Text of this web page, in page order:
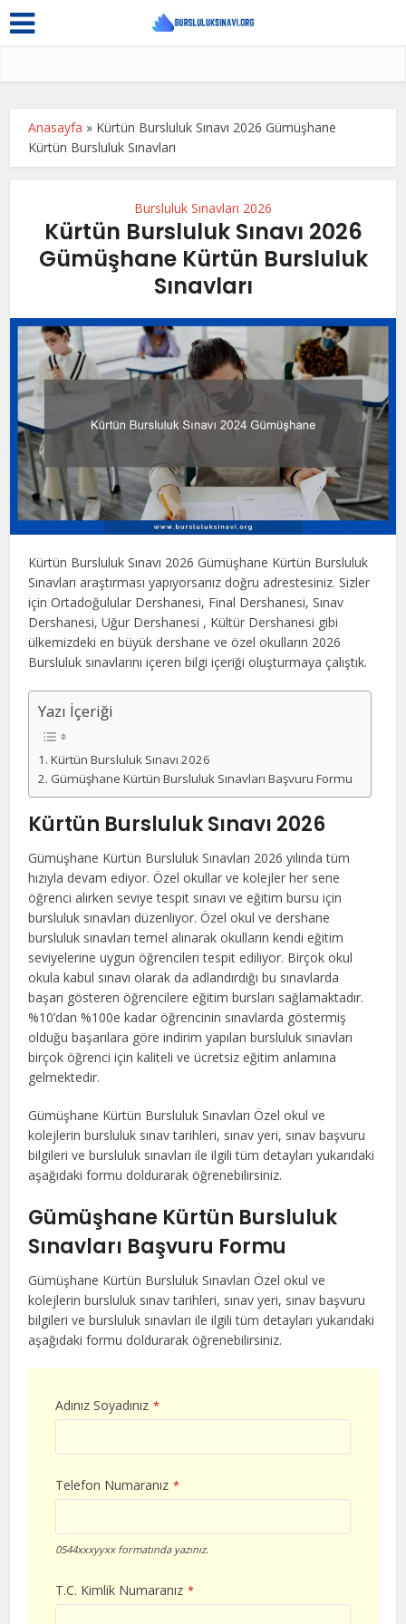
Anasayfa » Kürtün Bursluluk Sınavı 2026 Gümüşhane
Kürtün Bursluluk Sınavları
Bursluluk Sınavları 2026
Kürtün Bursluluk Sınavı 2026
Gümüşhane Kürtün Bursluluk
Sınavları
Kürtün Bursluluk Sınavı 2026 Gümüşhane Kürtün Bursluluk
Sınavları araştırması yapıyorsanız doğru adrestesiniz. Sizler
için Ortadoğulular Dershanesi, Final Dershanesi, Sınav
Dershanesi, Uğur Dershanesi , Kültür Dershanesi gibi
ülkemizdeki en büyük dershane ve özel okulların 2026
Bursluluk sınavlarını içeren bilgi içeriği oluşturmaya çalıştık.
Yazı İçeriği
Kürtün Bursluluk Sınavı 2026
Gümüşhane Kürtün Bursluluk Sınavları Başvuru Formu
Kürtün Bursluluk Sınavı 2026
Gümüşhane Kürtün Bursluluk Sınavları 2026 yılında tüm
hızıyla devam ediyor. Özel okullar ve kolejler her sene
öğrenci alırken seviye tespit sınavı ve eğitim bursu için
bursluluk sınavları düzenliyor. Özel okul ve dershane
bursluluk sınavları temel alınarak okulların kendi eğitim
seviyelerine uygun öğrencileri tespit ediliyor. Birçok okul
okula kabul sınavı olarak da adlandırdığı bu sınavlarda
başarı gösteren öğrencilere eğitim bursları sağlamaktadır.
%10’dan %100e kadar öğrencinin sınavlarda göstermiş
olduğu başarılara göre indirim yapılan bursluluk sınavları
birçok öğrenci için kaliteli ve ücretsiz eğitim anlamına
gelmektedir.
Gümüşhane Kürtün Bursluluk Sınavları Özel okul ve
kolejlerin bursluluk sınav tarihleri, sınav yeri, sınav başvuru
bilgileri ve bursluluk sınavları ile ilgili tüm detayları yukarıdaki
aşağıdaki formu doldurarak öğrenebilirsiniz.
Gümüşhane Kürtün Bursluluk
Sınavları Başvuru Formu
Gümüşhane Kürtün Bursluluk Sınavları Özel okul ve
kolejlerin bursluluk sınav tarihleri, sınav yeri, sınav başvuru
bilgileri ve bursluluk sınavları ile ilgili tüm detayları yukarıdaki
aşağıdaki formu doldurarak öğrenebilirsiniz.
Adınız Soyadınız *
Telefon Numaranız *
0544xxxyyxx formatında yazınız.
T.C. Kimlik Numaranız *